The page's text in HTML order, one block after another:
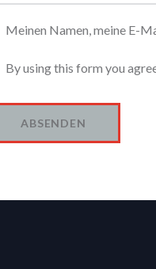
Meinen Namen, meine E-
By using this form you